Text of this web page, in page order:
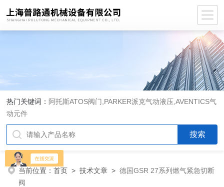
热门关键词： 阿托斯ATOS阀门,PARKER派克气动液压,AVENTICS气
动元件
当前位置：首页 >技术文章 >德国GSR 27系列燃气紧急切断
阀